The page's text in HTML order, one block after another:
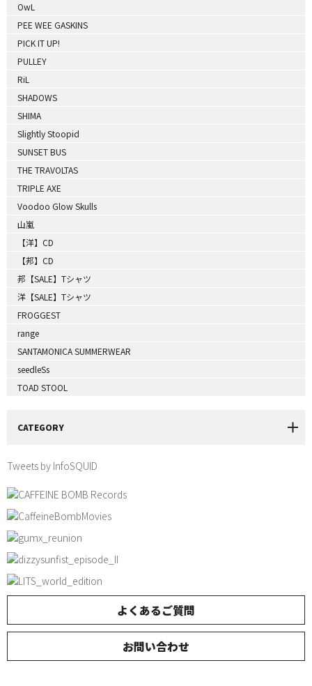
OwL
PEE WEE GASKINS
PICK IT UP!
PULLEY
RiL
SHADOWS
SHIMA
Slightly Stoopid
SUNSET BUS
THE TRAVOLTAS
TRIPLE AXE
Voodoo Glow Skulls
山嵐
【洋】CD
【邦】CD
邦【SALE】Tシャツ
洋【SALE】Tシャツ
FROGGEST
range
SANTAMONICA SUMMERWEAR
seedleSs
TOAD STOOL
CATEGORY
Tweets by InfoSQUID
よくあるご質問
お問い合わせ